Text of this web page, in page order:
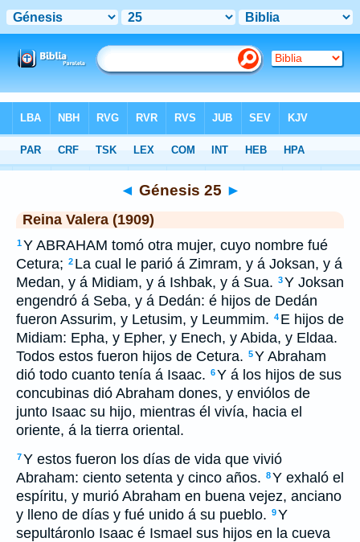
>RVR 1909 > Génesis 25
◄ Génesis 25 ►
Reina Valera (1909)
1Y ABRAHAM tomó otra mujer, cuyo nombre fué
Cetura; 2 La cual le parió á Zimram, y á Joksan, y á
Medan, y á Midiam, y á Ishbak, y á Sua. 3Y Joksan
engendró á Seba, y á Dedán: é hijos de Dedán
fueron Assurim, y Letusim, y Leummim. 4 E hijos de
Midiam: Epha, y Epher, y Enech, y Abida, y Eldaa.
Todos estos fueron hijos de Cetura. 5Y Abraham
dió todo cuanto tenía á Isaac. 6Y á los hijos de sus
concubinas dió Abraham dones, y enviólos de
junto Isaac su hijo, mientras él vivía, hacia el
oriente, á la tierra oriental.
7Y estos fueron los días de vida que vivió
Abraham: ciento setenta y cinco años. 8Y exhaló el
espíritu, y murió Abraham en buena vejez, anciano
y lleno de días y fué unido á su pueblo. 9Y
sepultáronlo Isaac é Ismael sus hijos en la cueva